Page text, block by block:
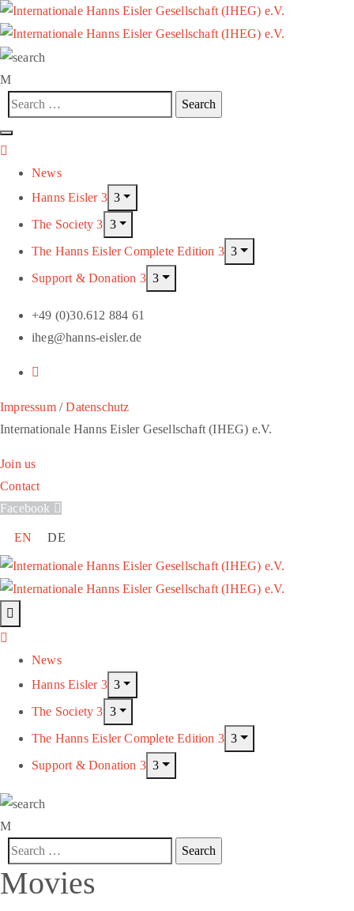
News
Hanns Eisler
The Society
The Hanns Eisler Complete Edition
Support & Donation
+49 (0)30.612 884 61
iheg@hanns-eisler.de
Impressum/Datenschutz
Internationale Hanns Eisler Gesellschaft (IHEG) e.V.
Join us
Contact
Facebook
EN DE
News
Hanns Eisler
The Society
The Hanns Eisler Complete Edition
Support & Donation
Movies